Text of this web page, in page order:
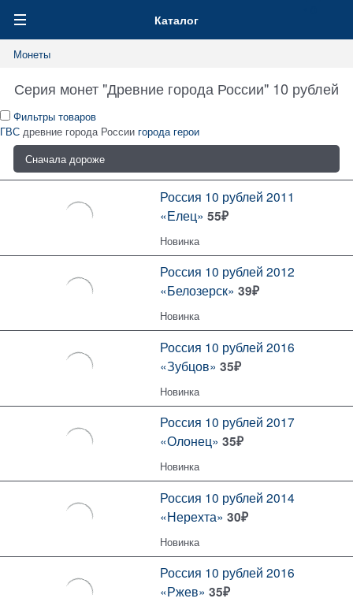
Каталог
Монеты
Серия монет "Древние города России" 10 рублей
Фильтры товаров
ГВС древние города России города герои
Россия 10 рублей 2011
«Елец» 55₽
Новинка
Россия 10 рублей 2012
«Белозерск» 39₽
Новинка
Россия 10 рублей 2016
«Зубцов» 35₽
Новинка
Россия 10 рублей 2017
«Олонец» 35₽
Новинка
Россия 10 рублей 2014
«Нерехта» 30₽
Новинка
Россия 10 рублей 2016
«Ржев» 35₽